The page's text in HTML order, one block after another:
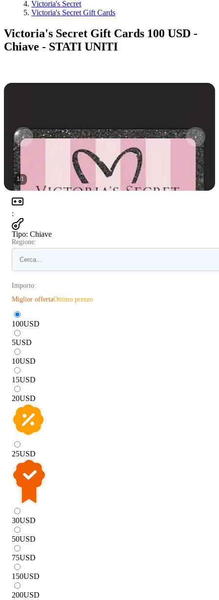
Victoria's Secret
Victoria's Secret Gift Cards
Victoria's Secret Gift Cards 100 USD -
Chiave - STATI UNITI
1/1
:
Tipo: Chiave
Regione:
Importo:
Miglior offertaOttimo prezzo
100USD
5USD
10USD
15USD
20USD
25USD
30USD
50USD
75USD
150USD
200USD